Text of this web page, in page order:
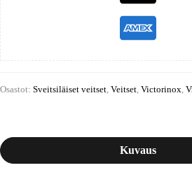
Osastot: Sveitsiläiset veitset, Veitset, Victorinox,
Kuvaus